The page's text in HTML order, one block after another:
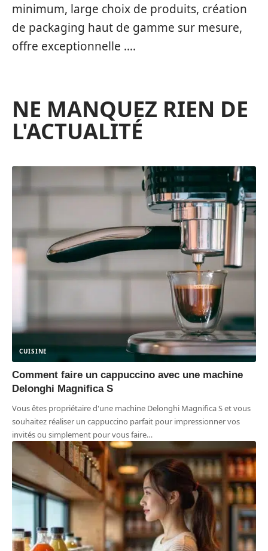
minimum, large choix de produits, création
de packaging haut de gamme sur mesure,
offre exceptionnelle ….
NE MANQUEZ RIEN DE
L'ACTUALITÉ
CUISINE
Comment faire un cappuccino avec une machine
Delonghi Magnifica S
Vous êtes propriétaire d'une machine Delonghi Magnifica S et vous
souhaitez réaliser un cappuccino parfait pour impressionner vos
invités ou simplement pour vous faire…